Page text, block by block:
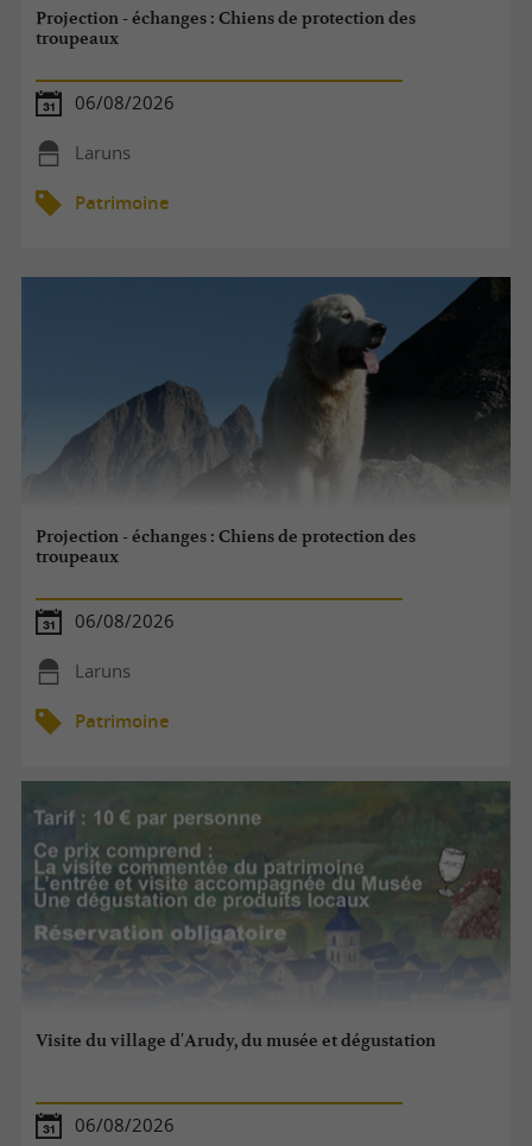
Projection - échanges : Chiens de protection des
troupeaux
06/08/2026
Laruns
Patrimoine
Projection - échanges : Chiens de protection des
troupeaux
06/08/2026
Laruns
Patrimoine
Visite du village d'Arudy, du musée et dégustation
06/08/2026